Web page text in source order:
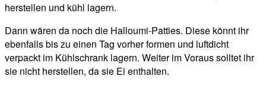
herstellen und kühl lagern.
Dann wären da noch die Halloumi-Patties. Diese könnt ihr
ebenfalls bis zu einen Tag vorher formen und luftdicht
verpackt im Kühlschrank lagern. Weiter im Voraus solltet ihr
sie nicht herstellen, da sie Ei enthalten.